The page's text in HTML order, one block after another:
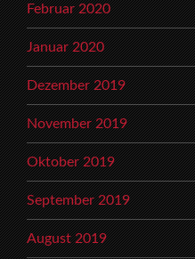
Februar 2020
Januar 2020
Dezember 2019
November 2019
Oktober 2019
September 2019
August 2019